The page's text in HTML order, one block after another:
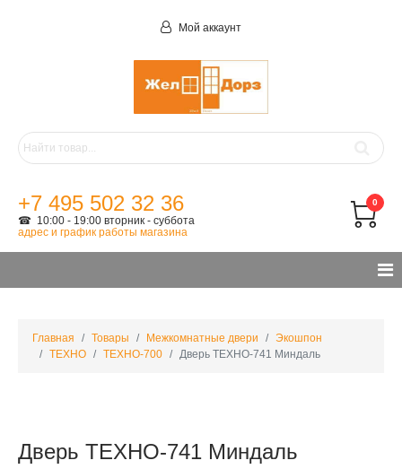
Мой аккаунт
+7 495 502 32 36
☎ 10:00 - 19:00 вторник - суббота
адрес и график работы магазина
0
Главная Товары Межкомнатные двери
Экошпон
ТЕХНО
ТЕХНО-700 Дверь ТЕХНО-741 Миндаль
Дверь ТЕХНО-741 Миндаль